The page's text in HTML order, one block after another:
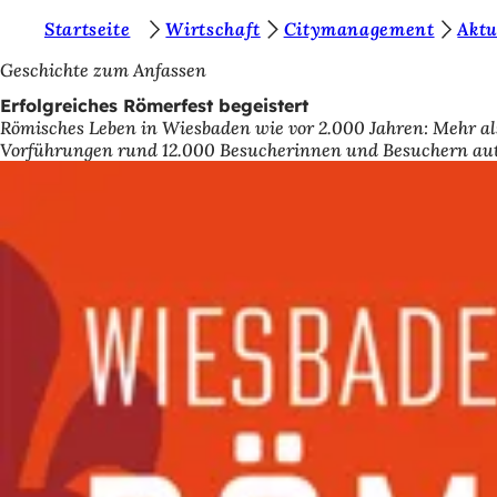
Inhalt anspringen
i
e
b
e
i
Startseite Wirtschaft Citymanagement
Geschichte zum Anfassen
Erfolgreiches Römerfest begeistert
Römisches Leben in Wiesbaden wie vor 2.000 Jahren: Mehr
Vorführungen rund 12.000 Besucherinnen und Besuchern